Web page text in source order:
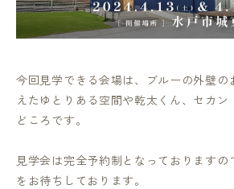
今回見学できる会場は、ブルーの外壁の
えたゆとりある空間や乾太くん、セカ
どころです。
見学会は完全予約制となっておりますの
をお待ちしております。